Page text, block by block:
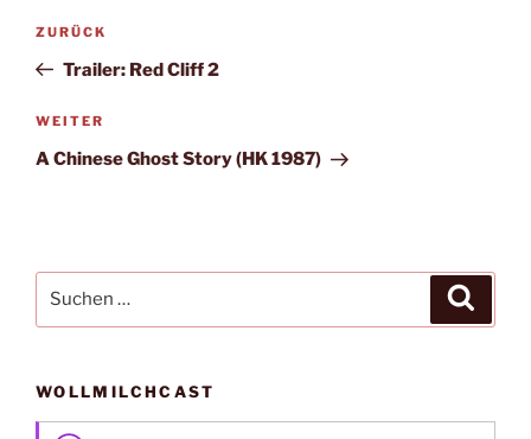
Beitragsnavigation
Vorheriger
Beitrag
ZURÜCK
Trailer: Red Cliff 2
Nächster
Beitrag
WEITER
A Chinese Ghost Story (HK 1987)
nach:
WOLLMILCHCAST